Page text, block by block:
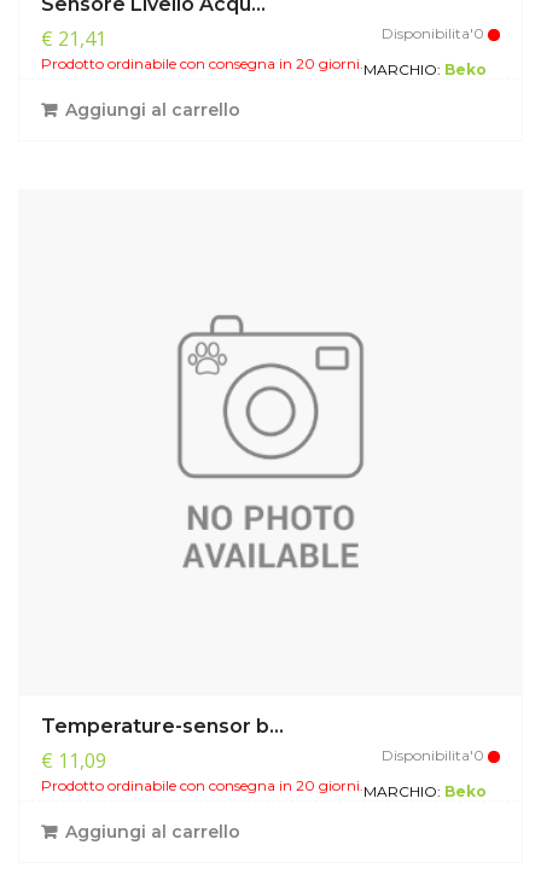
€ 21,41
Disponibilita'0
Prodotto ordinabile con consegna in 20 giorni.MARCHIO: Beko
Aggiungi al carrello
Temperature-sensor b...
€ 11,09
Disponibilita'0
Prodotto ordinabile con consegna in 20 giorni.MARCHIO: Beko
Aggiungi al carrello